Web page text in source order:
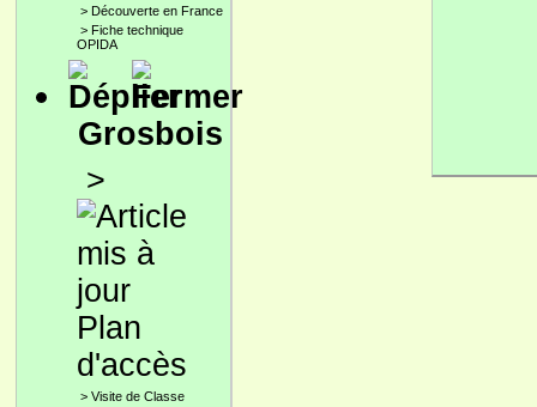
> Découverte en France
> Fiche technique
OPIDA
Grosbois
>
Plan
d'accès
> Visite de Classe